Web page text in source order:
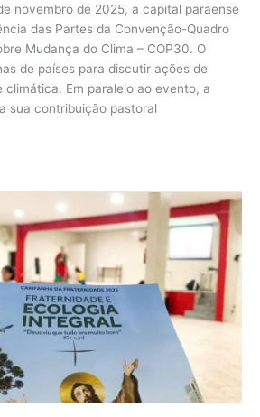
novembro de 2025, a capital paraense
das Partes da Convenção-Quadro
Mudança do Clima – COP30. O
de países para discutir ações de
Em paralelo ao evento, a
sua contribuição pastoral